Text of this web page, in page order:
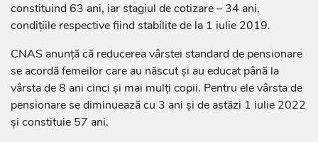
constituind 63 ani, iar stagiul de cotizare – 34 ani,
condiţiile respective fiind stabilite de la 1 iulie 2019.
CNAS anunță că reducerea vârstei standard de pensionare
se acordă femeilor care au născut şi au educat până la
vârsta de 8 ani cinci şi mai mulţi copii. Pentru ele vârsta de
pensionare se diminuează cu 3 ani și de astăzi 1 iulie 2022
și constituie 57 ani.